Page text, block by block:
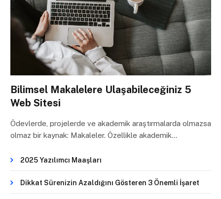
Bilimsel Makalelere Ulaşabileceğiniz 5
Web Sitesi
Ödevlerde, projelerde ve akademik araştırmalarda olmazsa
olmaz bir kaynak: Makaleler. Özellikle akademik…
2025 Yazılımcı Maaşları
Dikkat Sürenizin Azaldığını Gösteren 3 Önemli İşaret